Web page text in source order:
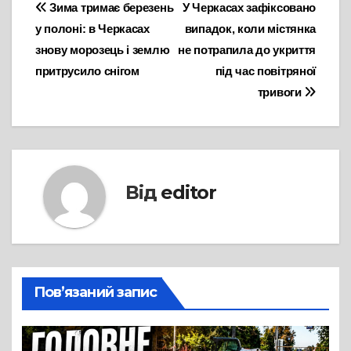
Навігація
записів
У Черкасах зафіксовано
випадок, коли містянка
не потрапила до укриття
під час повітряної
тривоги
Зима тримає березень
у полоні: в Черкасах
знову морозець і землю
притрусило снігом
Від editor
Пов’язаний запис